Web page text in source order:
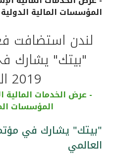
القنوات المصرفية
أدوات وخدمات
خدمات ما بعد البيع
مواقع الفروع وأجهزة الصرف
المؤسسات المالية الدولية
لندن استضافت
2019 العالمي
- عرض الخدمات المالية
المؤسسات
العالمي